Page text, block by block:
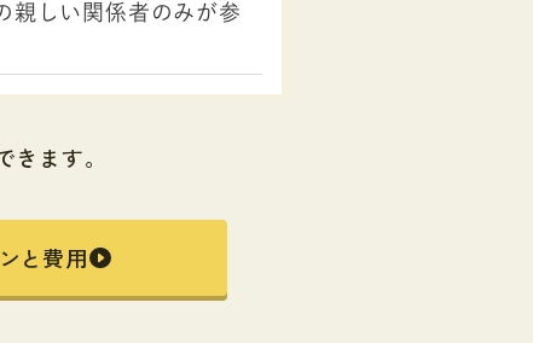
親しい関係者のみが参
ます。
と費用